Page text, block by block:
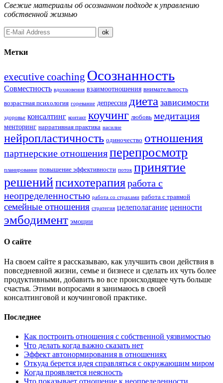
Свежие материалы об осознанном подходе к управлению
собственной жизнью
Метки
executive coaching Осознанность
Совместность вдохновения взаимоотношения внимательность
возрастная психология горевание депрессия диета зависимости
здоровье консалтинг контакт коучинг любовь медитация
менторинг нарративная практика насилие
нейропластичность одиночество отношения
партнерские отношенияперепросмотр
планирование повышение эффективности поток принятие
решенийпсихотерапияработа с
неопределенностью работа со страхами работа с травмой
семейные отношения стратегия целеполагание ценности
эмбодимент эмоции
О сайте
На своем сайте я рассказываю, как улучшить свои действия в
повседневной жизни, семье и бизнесе и сделать их чуть более
продуктивными, добавить во все происходящее чуть больше
счастья. Этими вопросами я занимаюсь в своей
консалтинговой и коучинговой практике.
Последнее
Как построить отношения с собственной уязвимостью
Что делать когда важно сказать нет
Эффект автонормирования в отношениях
Откуда берется идея справляться с окружающим миром
Когда проявляется неясность